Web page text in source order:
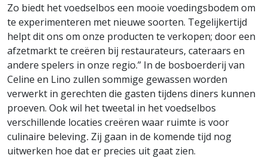
Zo biedt het voedselbos een mooie voedingsbodem om
te experimenteren met nieuwe soorten. Tegelijkertijd
helpt dit ons om onze producten te verkopen; door een
afzetmarkt te creëren bij restaurateurs, cateraars en
andere spelers in onze regio.” In de bosboerderij van
Celine en Lino zullen sommige gewassen worden
verwerkt in gerechten die gasten tijdens diners kunnen
proeven. Ook wil het tweetal in het voedselbos
verschillende locaties creëren waar ruimte is voor
culinaire beleving. Zij gaan in de komende tijd nog
uitwerken hoe dat er precies uit gaat zien.